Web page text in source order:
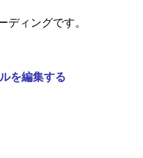
ィングです。
を編集する